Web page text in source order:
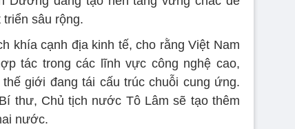
sâu rộng.
khía cạnh địa kinh tế, cho rằng Việt Nam
tác trong các lĩnh vực công nghệ cao,
giới đang tái cấu trúc chuỗi cung ứng.
thư, Chủ tịch nước Tô Lâm sẽ tạo thêm
nước.